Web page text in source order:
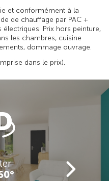
et conformément à la
de chauffage par PAC +
Prix hors peinture,
les chambres, cuisine
dommage ouvrage.
dans le prix).